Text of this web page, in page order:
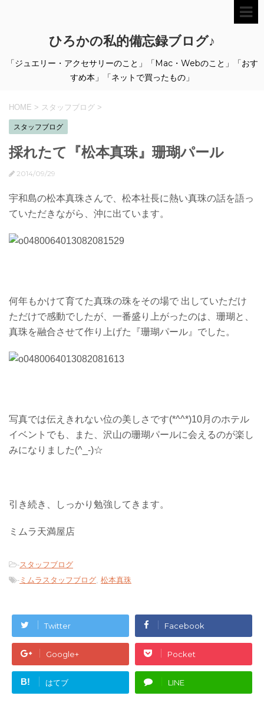
ひろかの私的備忘録ブログ♪
「ジュエリー・アクセサリーのこと」「Mac・Webのこと」「おす
すめ本」「ネットで買ったもの」
HOME > スタッフブログ >
スタッフブログ
採れたて『松本真珠』珊瑚パール
2014/09/29
宇和島の松本真珠さんで、松本社長に熱い真珠の話を語っ
ていただきながら、沖に出ています。
何年もかけて育てた真珠の珠をその場で 出していただけ
ただけで感動でしたが、一番盛り上がったのは、珊瑚と、
真珠を融合させて作り上げた『珊瑚パール』でした。
写真では伝えきれない位の美しさです(*^^*)10月のホテル
イベントでも、また、沢山の珊瑚パールに会えるのが楽し
みになりました(^_-)☆
引き続き、しっかり勉強してきます。
ミムラ天満屋店
-スタッフブログ
- ミムラスタッフブログ, 松本真珠
Twitter Facebook
Google+ Pocket
B! はてブ LINE